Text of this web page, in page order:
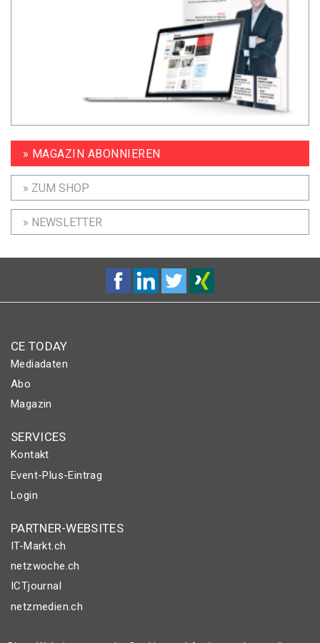
» MAGAZIN ABONNIEREN
» ZUM SHOP
» NEWSLETTER
CE TODAY
Mediadaten
Abo
Magazin
SERVICES
Kontakt
Event-Plus-Eintrag
Login
PARTNER-WEBSITES
IT-Markt.ch
netzwoche.ch
ICTjournal
netzmedien.ch
© NETZMEDIEN AG 2026